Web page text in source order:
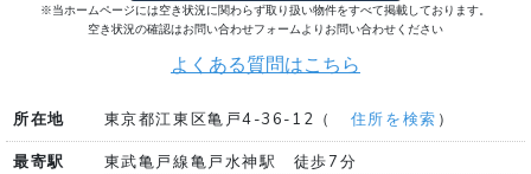
※当ホームページには空き状況に関わらず取り扱い物件をすべて掲載しております。
空き状況の確認はお問い合わせフォームよりお問い合わせください
よくある質問はこちら
所在地 東京都江東区亀戸4-36-12（ 住所を検索 ）
最寄駅
東武亀戸線亀戸水神駅 徒歩7分